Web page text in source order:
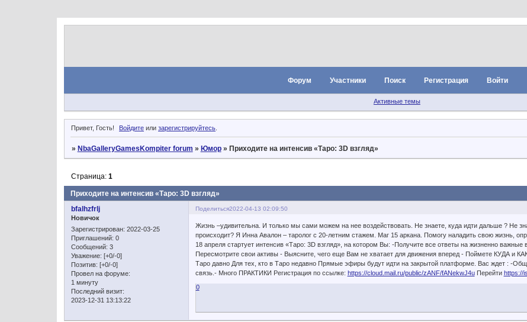
Форум Участники Поиск Регистрация Войти
Активные темы
Привет, Гость! Войдите илизарегистрируйтесь.
» NbaGalleryGamesKompiter forum » Юмор » Приходите на интенсив «Таро: 3D взгляд»
Приходите на интенсив «Таро: 3D взгляд»
Страница: 1
Поделиться2022-04-13 02:09:50
bfalhzfrlj
Новичок
Зарегистрирован: 2022-03-25
Приглашений: 0
Сообщений: 3
Уважение: [+0/-0]
Позитив: [+0/-0]
Провел на форуме:
1 минуту
Последний визит:
2023-12-31 13:13:22
Жизнь –удивительна. И только мы сами можем на нее воздействовать. Не знаете, куда идти дальше ? Не
происходит? Я Инна Авалон – таролог с 20-летним стажем. Маг 15 аркана. Помогу наладить свою жизнь,
18 апреля стартует интенсив «Таро: 3D взгляд», на котором Вы: -Получите все ответы на жизненно
Пересмотрите свои активы - Выясните, чего еще Вам не хватает для движения вперед - Поймете КУДА и
Таро давно Для тех, кто в Таро недавно Прямые эфиры будут идти на закрытой платформе. Вас ждет : -
связь.- Много ПРАКТИКИ Регистрация по ссылке: https://cloud.mail.ru/public/zANF/fANekwJ4uПерейти https://
0